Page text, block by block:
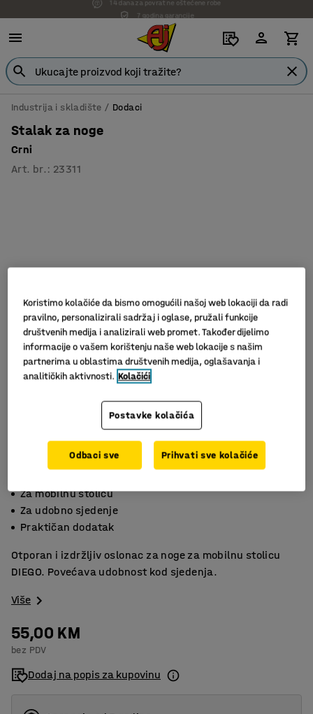
7 godina garancije
Industrija i skladište Dodaci
Stalak za noge
Crni
Art. br. : 23311
Slični proizvodi
Za mobilnu stolicu
Za udobno sjedenje
Praktičan dodatak
Otporan i izdržljiv oslonac za noge za mobilnu stolicu
DIEGO. Povećava udobnost kod sjedenja.
Više
55,00 KM
bez PDV
Dodaj na popis za kupovinu
Koristimo kolačiće da bismo omogućili našoj web lokaciji da radi
pravilno, personalizirali sadržaj i oglase, pružali funkcije
društvenih medija i analizirali web promet. Također dijelimo
informacije o vašem korištenju naše web lokacije s našim
partnerima u oblastima društvenih medija, oglašavanja i
analitičkih aktivnosti. Kolačići
Postavke kolačića
Odbaci sve Prihvati sve kolačiće